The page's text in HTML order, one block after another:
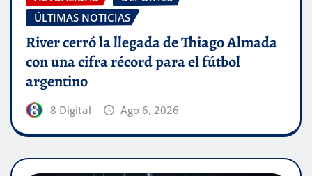
ÚLTIMAS NOTICIAS
River cerró la llegada de Thiago Almada
con una cifra récord para el fútbol
argentino
8 Digital Ago 6, 2026